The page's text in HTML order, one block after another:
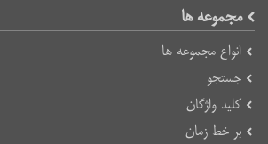
مجموعه ها
انواع مجموعه ها
جستجو
کلید واژگان
بر خط زمان